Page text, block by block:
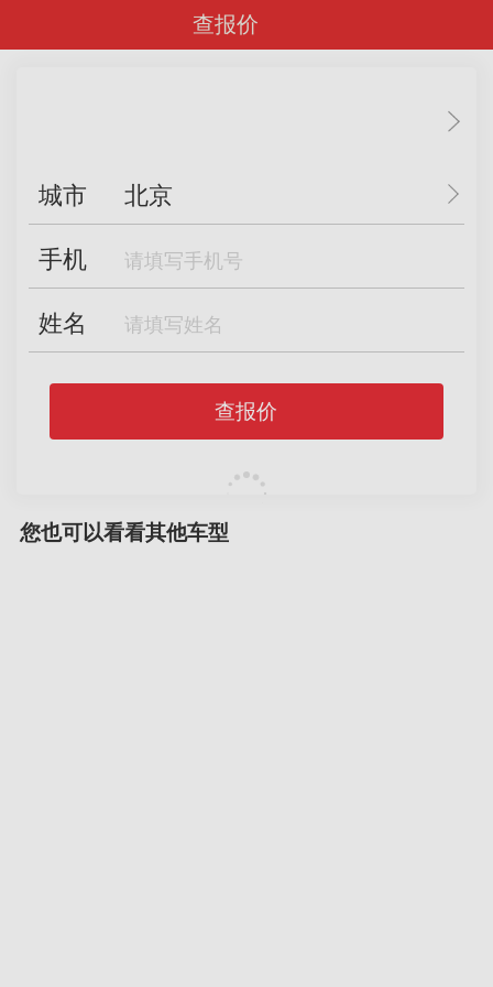
查报价
城市 北京
手机
姓名
查报价
您也可以看看其他车型